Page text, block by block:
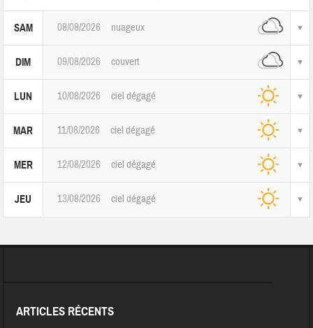
SAM 08/08/2026 nuageux
DIM 09/08/2026 couvert
LUN 10/08/2026 ciel dégagé
MAR 11/08/2026 ciel dégagé
MER 12/08/2026 ciel dégagé
JEU 13/08/2026 ciel dégagé
ARTICLES RÉCENTS